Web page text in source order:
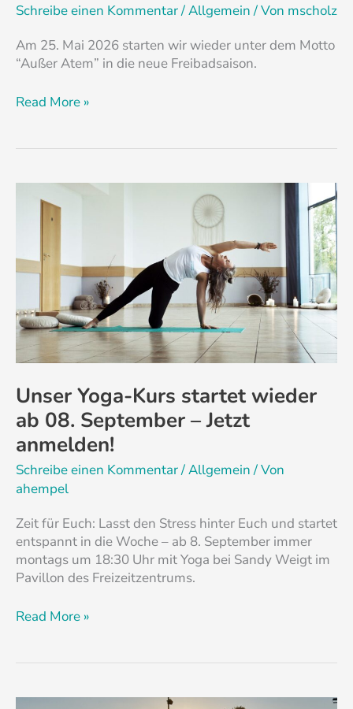
Schreibe einen Kommentar/Allgemein/ Von mscholz
Am 25. Mai 2026 starten wir wieder unter dem Motto
“Außer Atem” in die neue Freibadsaison.
Read More »
Unser Yoga-Kurs startet wieder
ab 08. September – Jetzt
anmelden!
Schreibe einen Kommentar/Allgemein/ Von
ahempel
Zeit für Euch: Lasst den Stress hinter Euch und startet
entspannt in die Woche – ab 8. September immer
montags um 18:30 Uhr mit Yoga bei Sandy Weigt im
Pavillon des Freizeitzentrums.
Yoga-
wieder
September
–
Jetzt
Read More »